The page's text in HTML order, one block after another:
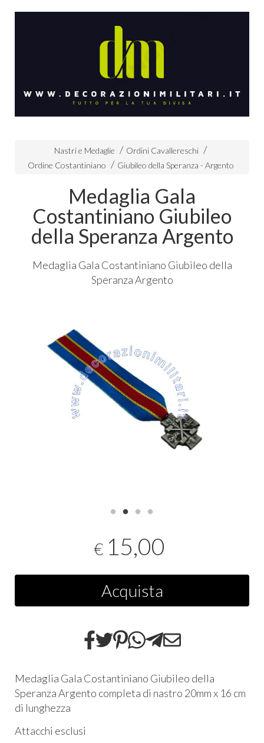
Nastri e Medaglie
Ordini Cavallereschi
Ordine Costantiniano
Giubileo della Speranza - Argento
Medaglia Gala
Costantiniano Giubileo
della Speranza Argento
Medaglia Gala Costantiniano Giubileo della
Speranza Argento
€ 15,00
Acquista
Medaglia Gala Costantiniano Giubileo della
Speranza Argento completa di nastro 20mm x 16 cm
di lunghezza
Attacchi esclusi